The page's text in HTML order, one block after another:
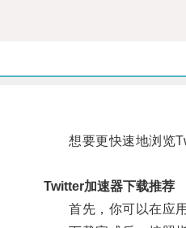
想要更快速地浏览
Twitter加速器下载推荐
首先，你可以在应用